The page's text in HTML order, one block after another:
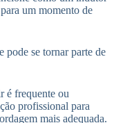
um momento de
pode se tornar parte de
é frequente ou
profissional para
mais adequada.